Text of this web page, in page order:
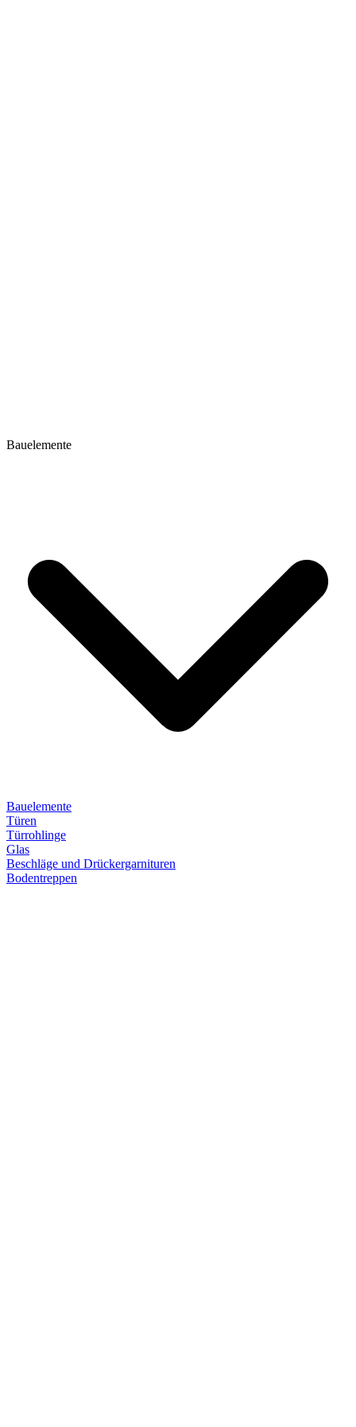
Bauelemente
Bauelemente
Türen
Türrohlinge
Glas
Beschläge und Drückergarnituren
Bodentreppen